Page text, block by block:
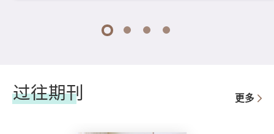
1 2 3 4
过往期刊 更多